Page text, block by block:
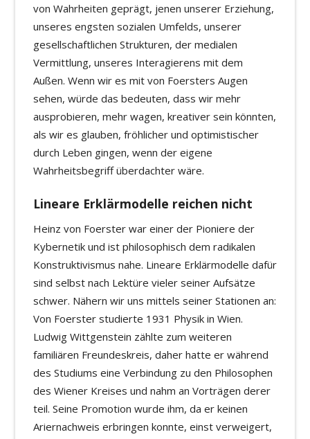
von Wahrheiten geprägt, jenen unserer Erziehung,
unseres engsten sozialen Umfelds, unserer
gesellschaftlichen Strukturen, der medialen
Vermittlung, unseres Interagierens mit dem
Außen. Wenn wir es mit von Foersters Augen
sehen, würde das bedeuten, dass wir mehr
ausprobieren, mehr wagen, kreativer sein könnten,
als wir es glauben, fröhlicher und optimistischer
durch Leben gingen, wenn der eigene
Wahrheitsbegriff überdachter wäre.
Lineare Erklärmodelle reichen nicht
Heinz von Foerster war einer der Pioniere der
Kybernetik und ist philosophisch dem radikalen
Konstruktivismus nahe. Lineare Erklärmodelle dafür
sind selbst nach Lektüre vieler seiner Aufsätze
schwer. Nähern wir uns mittels seiner Stationen an:
Von Foerster studierte 1931 Physik in Wien.
Ludwig Wittgenstein zählte zum weiteren
familiären Freundeskreis, daher hatte er während
des Studiums eine Verbindung zu den Philosophen
des Wiener Kreises und nahm an Vorträgen derer
teil. Seine Promotion wurde ihm, da er keinen
Ariernachweis erbringen konnte, einst verweigert,